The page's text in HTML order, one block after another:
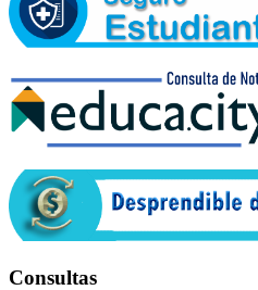
Consultas